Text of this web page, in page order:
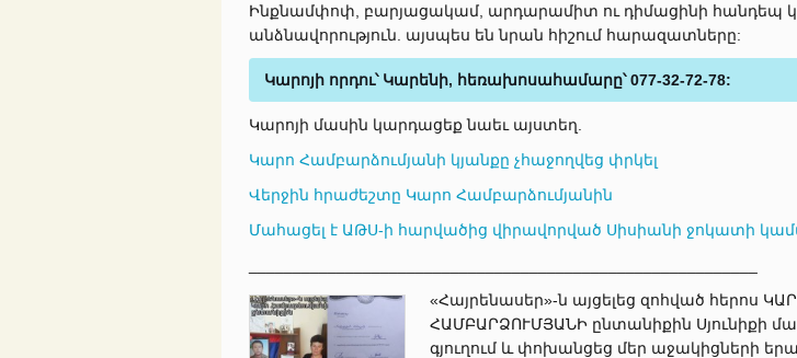
Ինքնամփոփ, բարյացակամ, արդարամիտ ու դիմացինի հանդեպ
անձնավորություն. այսպես են նրան հիշում հարազատները:
Կարոյի որդու՝ Կարենի, հեռախոսահամարը՝ 077-32-72-78:
Կարոյի մասին կարդացեք նաեւ այստեղ.
Կարո Համբարձումյանի կյանքը չհաջողվեց փրկել
Վերջին հրաժեշտը Կարո Համբարձումյանին
Մահացել է ԱԹՍ-ի հարվածից վիրավորված Սիսիանի ջոկատի
«Հայրենասեր»-ն այցելեց զոհված հերոս
ՀԱՄԲԱՐՁՈՒՄՅԱՆԻ ընտանիքին Սյունիքի
գյուղում և փոխանցեց մեր աջակիցների